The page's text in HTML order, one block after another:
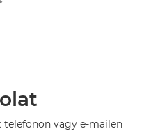
telefonon vagy e-mailen